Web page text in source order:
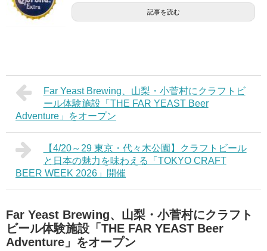
記事を読む
Far Yeast Brewing、山梨・小菅村にクラフトビ
ール体験施設「THE FAR YEAST Beer
Adventure」をオープン
【4/20～29 東京・代々木公園】クラフトビール
と日本の魅力を味わえる「TOKYO CRAFT
BEER WEEK 2026」開催
Far Yeast Brewing、山梨・小菅村にクラフト
ビール体験施設「THE FAR YEAST Beer
Adventure」をオープン